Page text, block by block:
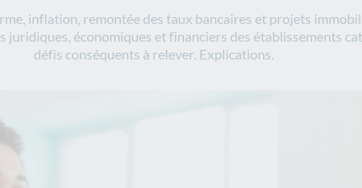
inflation, remontée des taux bancaires et projets
juridiques, économiques et financiers des établissements
défis conséquents à relever. Explications.